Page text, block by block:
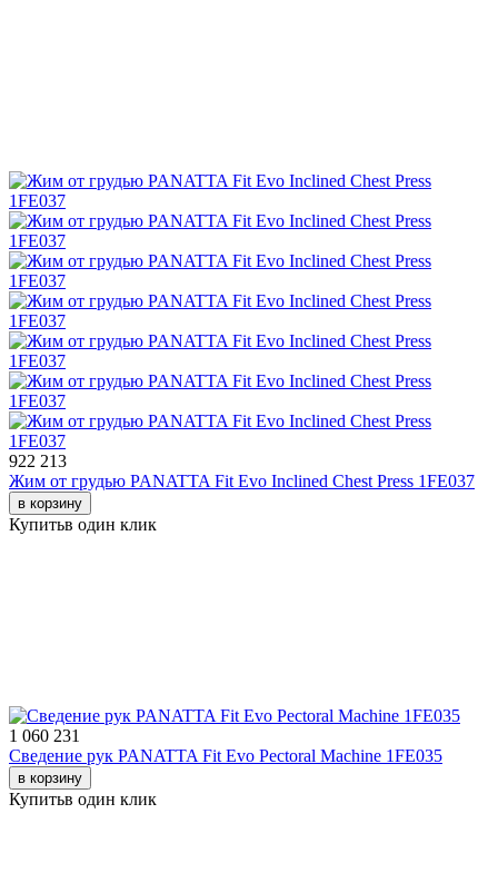
922 213
Жим от грудью PANATTA Fit Evo Inclined Chest Press 1FE037
в корзину
Купитьв один клик
1 060 231
Сведение рук PANATTA Fit Evo Pectoral Machine 1FE035
в корзину
Купитьв один клик